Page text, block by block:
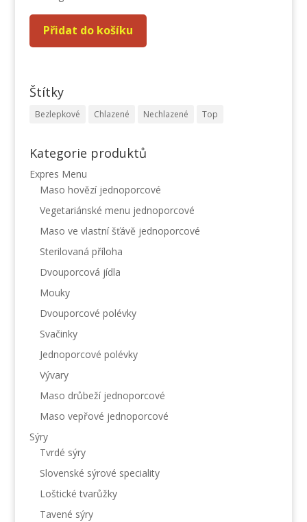
Přidat do košíku
Štítky
Bezlepkové Chlazené Nechlazené Top
Kategorie produktů
Expres Menu
Maso hovězí jednoporcové
Vegetariánské menu jednoporcové
Maso ve vlastní šťávě jednoporcové
Sterilovaná příloha
Dvouporcová jídla
Mouky
Dvouporcové polévky
Svačinky
Jednoporcové polévky
Vývary
Maso drůbeží jednoporcové
Maso vepřové jednoporcové
Sýry
Tvrdé sýry
Slovenské sýrové speciality
Loštické tvarůžky
Tavené sýry